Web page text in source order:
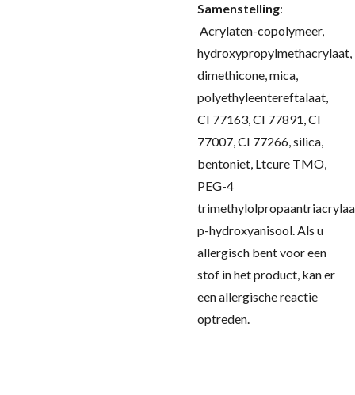
Samenstelling:
Acrylaten-copolymeer,
hydroxypropylmethacrylaat,
dimethicone, mica,
polyethyleentereftalaat,
CI 77163, CI 77891, CI
77007, CI 77266, silica,
bentoniet, Ltcure TMO,
PEG-4
p-hydroxyanisool.Als u
allergisch bent voor een
stof in het product, kan er
een allergische reactie
optreden.